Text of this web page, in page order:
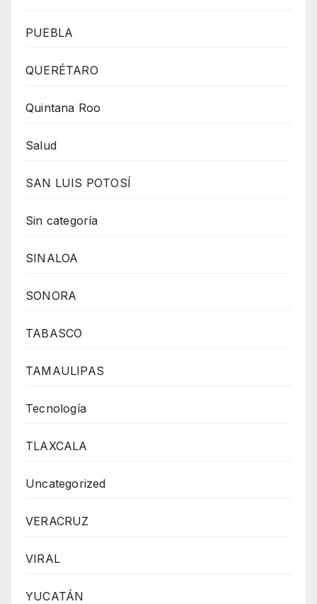
PUEBLA
QUERÉTARO
Quintana Roo
Salud
SAN LUIS POTOSÍ
Sin categoría
SINALOA
SONORA
TABASCO
TAMAULIPAS
Tecnología
TLAXCALA
Uncategorized
VERACRUZ
VIRAL
YUCATÁN